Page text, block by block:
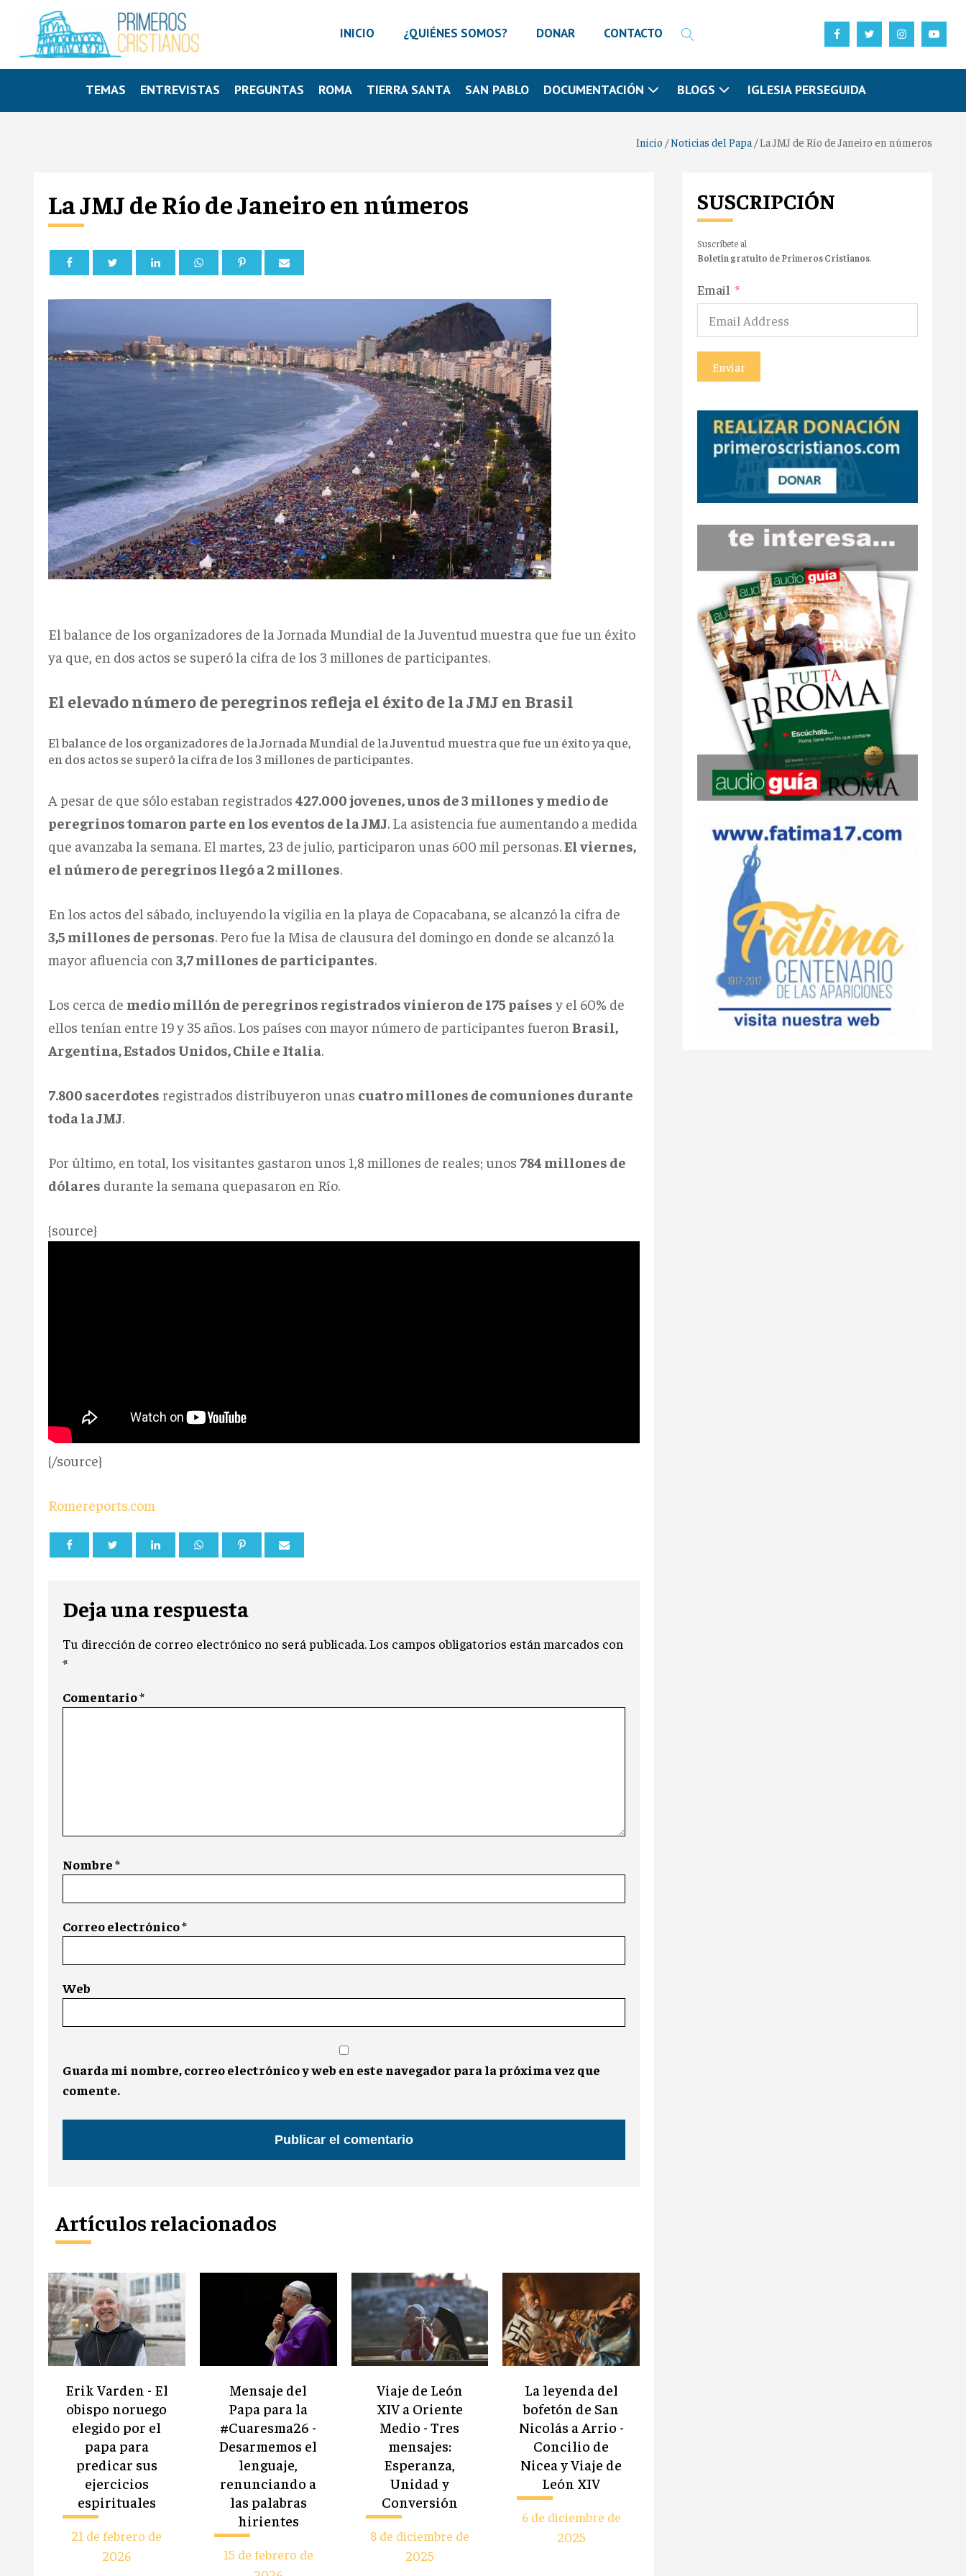
INICIO ¿QUIÉNES SOMOS? DONAR CONTACTO
TEMAS ENTREVISTAS PREGUNTAS ROMA TIERRA SANTA SAN PABLO DOCUMENTACIÓN BLOGS IGLESIA PERSEGUIDA
Inicio /Noticias del Papa /La JMJ de Río de Janeiro en números
La JMJ de Río de Janeiro en números
El balance de los organizadores de la Jornada Mundial de la Juventud muestra que fue un éxito
ya que, en dos actos se superó la cifra de los 3 millones de participantes.
El elevado número de peregrinos refleja el éxito de la JMJ en Brasil
El balance de los organizadores de la Jornada Mundial de la Juventud muestra que fue un éxito ya que,
en dos actos se superó la cifra de los 3 millones de participantes.
A pesar de que sólo estaban registrados 427.000 jovenes, unos de 3 millones y medio de
peregrinos tomaron parte en los eventos de la JMJ. La asistencia fue aumentando a medida
que avanzaba la semana. El martes, 23 de julio, participaron unas 600 mil personas.El viernes,
el número de peregrinos llegó a 2 millones.
En los actos del sábado, incluyendo la vigilia en la playa de Copacabana, se alcanzó la cifra de
3,5 millones de personas. Pero fue la Misa de clausura del domingo en donde se alcanzó la
mayor afluencia con 3,7 millones de participantes.
Los cerca de medio millón de peregrinos registrados vinieron de 175 países y el 60% de
ellos tenían entre 19 y 35 años. Los países con mayor número de participantes fueron Brasil,
Argentina, Estados Unidos, Chile e Italia.
7.800 sacerdotes registrados distribuyeron unas cuatro millones de comuniones durante
toda la JMJ.
Por último, en total, los visitantes gastaron unos 1,8 millones de reales; unos 784 millones de
dólares durante la semana quepasaron en Río.
{source}
{/source}
Romereports.com
Deja una respuesta
Tu dirección de correo electrónico no será publicada.Los campos obligatorios están marcados con
*
Comentario*
Nombre*
Correo electrónico*
Web
Guarda mi nombre, correo electrónico y web en este navegador para la próxima vez que
comente.
Artículos relacionados
Erik Varden - El
obispo noruego
elegido por el
papa para
predicar sus
ejercicios
espirituales
21 de febrero de
2026
Mensaje del
Papa para la
#Cuaresma26 -
Desarmemos el
lenguaje,
renunciando a
las palabras
hirientes
15 de febrero de
Viaje de León
XIV a Oriente
Medio - Tres
mensajes:
Esperanza,
Unidad y
Conversión
8 de diciembre de
2025
La leyenda del
bofetón de San
Nicolás a Arrio -
Concilio de
Nicea y Viaje de
León XIV
6 de diciembre de
2025
SUSCRIPCIÓN
Suscríbete al
Boletín gratuito de Primeros Cristianos.
Email
Enviar